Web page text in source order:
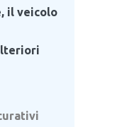
il veicolo